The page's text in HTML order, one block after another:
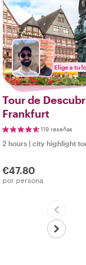
Elige a tu
Tour de
Frankfurt
119 reseñas
2 hours | city highlight
€47.80
por persona